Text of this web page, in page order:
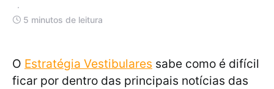
5 minutos de leitura
O Estratégia Vestibulares sabe como é difícil
ficar por dentro das principais notícias das